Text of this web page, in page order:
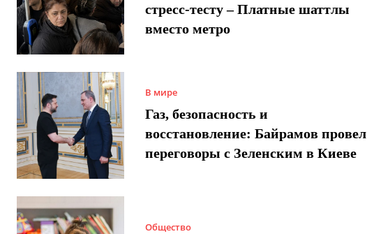
стресс-тесту – Платные шаттлы
вместо метро
В мире
Газ, безопасность и
восстановление: Байрамов провел
переговоры с Зеленским в Киеве
Общество